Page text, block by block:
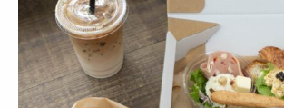
利用規約